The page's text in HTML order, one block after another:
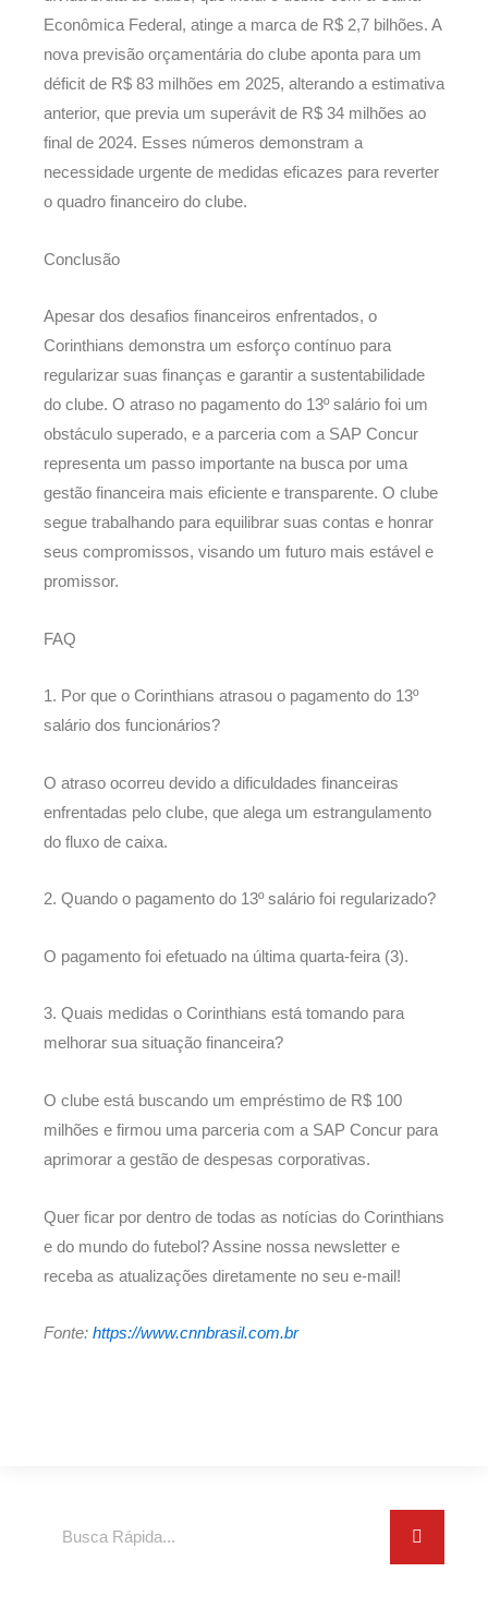
Econômica Federal, atinge a marca de R$ 2,7 bilhões. A
nova previsão orçamentária do clube aponta para um
déficit de R$ 83 milhões em 2025, alterando a estimativa
anterior, que previa um superávit de R$ 34 milhões ao
final de 2024. Esses números demonstram a
necessidade urgente de medidas eficazes para reverter
o quadro financeiro do clube.
Conclusão
Apesar dos desafios financeiros enfrentados, o
Corinthians demonstra um esforço contínuo para
regularizar suas finanças e garantir a sustentabilidade
do clube. O atraso no pagamento do 13º salário foi um
obstáculo superado, e a parceria com a SAP Concur
representa um passo importante na busca por uma
gestão financeira mais eficiente e transparente. O clube
segue trabalhando para equilibrar suas contas e honrar
seus compromissos, visando um futuro mais estável e
promissor.
FAQ
1. Por que o Corinthians atrasou o pagamento do 13º
salário dos funcionários?
O atraso ocorreu devido a dificuldades financeiras
enfrentadas pelo clube, que alega um estrangulamento
do fluxo de caixa.
2. Quando o pagamento do 13º salário foi regularizado?
O pagamento foi efetuado na última quarta-feira (3).
3. Quais medidas o Corinthians está tomando para
melhorar sua situação financeira?
O clube está buscando um empréstimo de R$ 100
milhões e firmou uma parceria com a SAP Concur para
aprimorar a gestão de despesas corporativas.
Quer ficar por dentro de todas as notícias do Corinthians
e do mundo do futebol? Assine nossa newsletter e
receba as atualizações diretamente no seu e-mail!
Fonte: https://www.cnnbrasil.com.br